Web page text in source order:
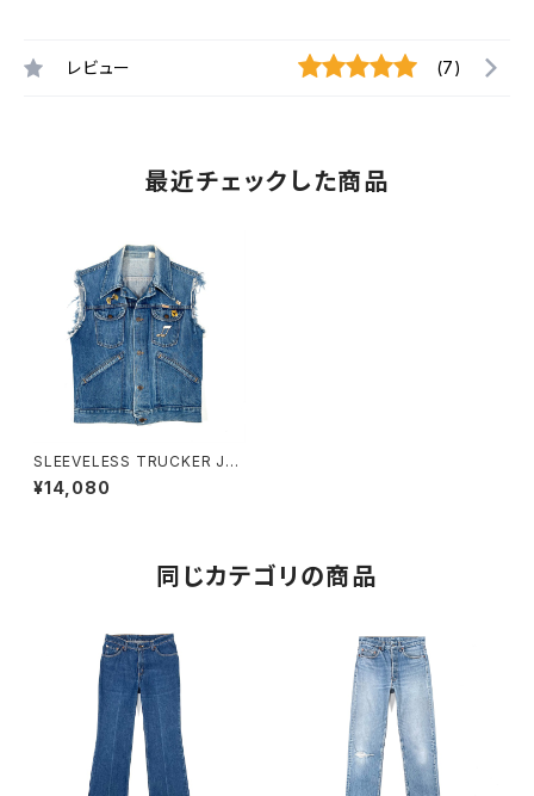
レビュー (7)
最近チェックした商品
SLEEVELESS TRUCKER JA
CKET
¥14,080
同じカテゴリの商品